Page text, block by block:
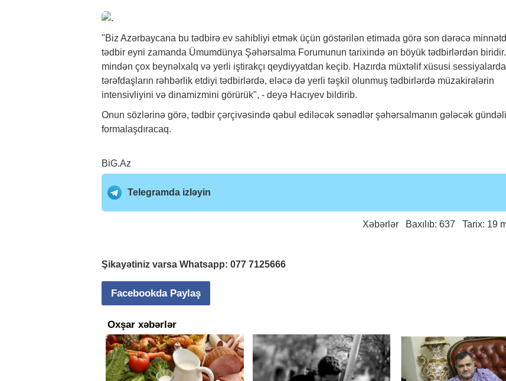
"Biz Azərbaycana bu tədbirə ev sahibliyi etmək üçün göstərilən etimada görə son dərəcə
tədbir eyni zamanda Ümumdünya Şəhərsalma Forumunun tarixində ən böyük tədbirlərdən
mindən çox beynəlxalq və yerli iştirakçı qeydiyyatdan keçib. Hazırda müxtəlif xüsusi
tərəfdaşların rəhbərlik etdiyi tədbirlərdə, eləcə də yerli təşkil olunmuş tədbirlərdə müzakirələrin
intensivliyini və dinamizmini görürük", - deyə Hacıyev bildirib.
Onun sözlərinə görə, tədbir çərçivəsində qəbul ediləcək sənədlər şəhərsalmanın gələcək
formalaşdıracaq.
BiG.Az
Telegramda izləyin
Xəbərlər Baxılıb: 637 Tarix: 19
Şikayətiniz varsa Whatsapp: 077 7125666
Facebookda Paylaş
Oxşar xəbərlər